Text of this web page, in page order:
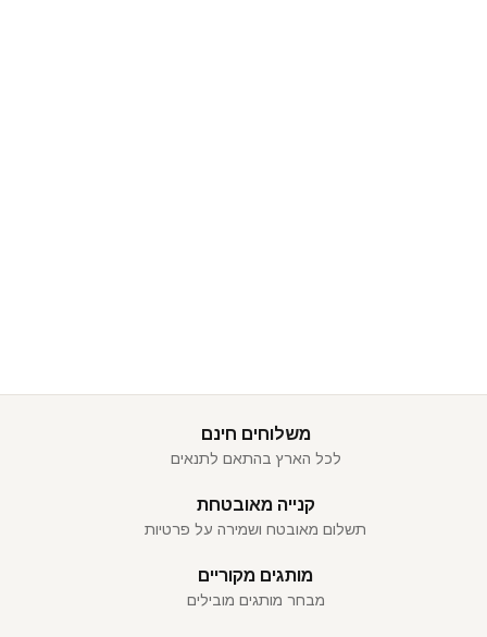
משלוחים חינם
לכל הארץ בהתאם לתנאים
קנייה מאובטחת
תשלום מאובטח ושמירה על פרטיות
מותגים מקוריים
מבחר מותגים מובילים